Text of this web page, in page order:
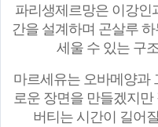
파리생제르망은 이강인
간을 설계하며 곤살루
세울 수 있는 구
마르세유는 오바메양과
로운 장면을 만들겠지
버티는 시간이 길어